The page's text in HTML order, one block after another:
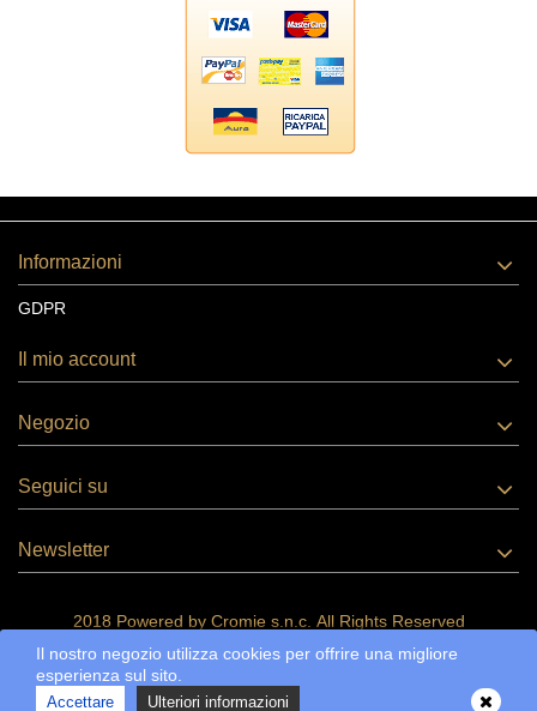
Il nostro negozio utilizza cookies per offrire una migliore
esperienza sul sito.
Accettare Ulteriori informazioni
Informazioni
GDPR
Il mio account
Negozio
Seguici su
Newsletter
2018 Powered by Cromie s.n.c. All Rights Reserved